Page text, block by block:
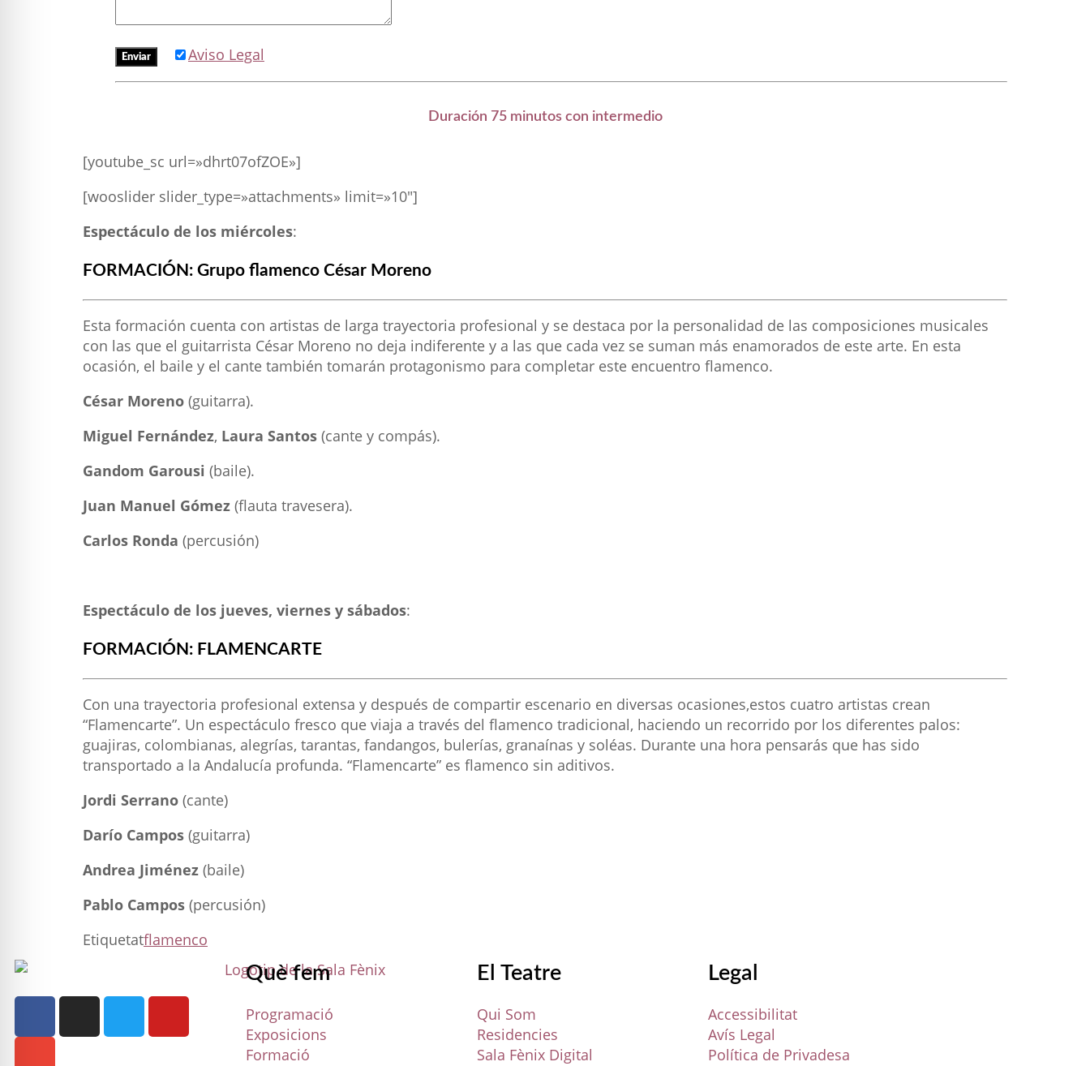
Aviso Legal
Duración 75 minutos con intermedio
[youtube_sc url=»dhrt07ofZOE»]
[wooslider slider_type=»attachments» limit=»10″]
Espectáculo de los miércoles:
FORMACIÓN: Grupo flamenco César Moreno
Esta formación cuenta con artistas de larga trayectoria profesional y se destaca por la personalidad de las composiciones musicales
con las que el guitarrista César Moreno no deja indiferente y a las que cada vez se suman más enamorados de este arte. En esta
ocasión, el baile y el cante también tomarán protagonismo para completar este encuentro flamenco.
César Moreno (guitarra).
Miguel Fernández, Laura Santos (cante y compás).
Gandom Garousi (baile).
Juan Manuel Gómez (flauta travesera).
Carlos Ronda (percusión)
Espectáculo de los jueves, viernes y sábados:
FORMACIÓN: FLAMENCARTE
Con una trayectoria profesional extensa y después de compartir escenario en diversas ocasiones,estos cuatro artistas crean
“Flamencarte”. Un espectáculo fresco que viaja a través del flamenco tradicional, haciendo un recorrido por los diferentes palos:
guajiras, colombianas, alegrías, tarantas, fandangos, bulerías, granaínas y soléas. Durante una hora pensarás que has sido
transportado a la Andalucía profunda. “Flamencarte” es flamenco sin aditivos.
Jordi Serrano (cante)
Darío Campos (guitarra)
Andrea Jiménez (baile)
Pablo Campos (percusión)
Etiquetatflamenco
Què fem
Programació
Exposicions
Formació
El Teatre
Qui Som
Residencies
Sala Fènix Digital
Legal
Accessibilitat
Avís Legal
Política de Privadesa